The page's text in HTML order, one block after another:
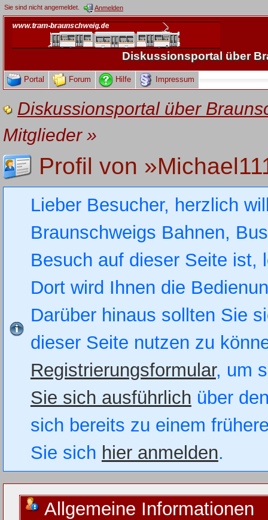
Sie sind nicht angemeldet. Anmelden
Diskussionsportal über
Portal Forum Hilfe Impressum
Diskussionsportal über
Mitglieder»
Profil von
Lieber Besucher, herzlich
Braunschweigs Bahnen,
Besuch auf dieser Seite
Dort wird Ihnen die
Darüber hinaus sollten Sie
dieser Seite nutzen zu
Registrierungsformular, um
Sie sich ausführlich über
sich bereits zu einem
Sie sich hier anmelden.
Allgemeine Informationen